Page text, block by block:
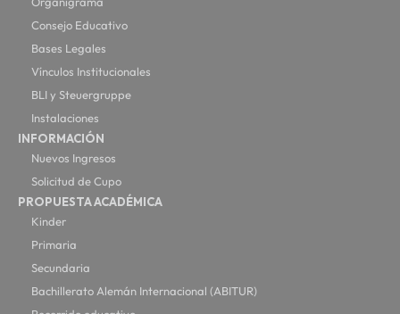
Consejo Educativo
Bases Legales
Vínculos Institucionales
BLI y Steuergruppe
Instalaciones
INFORMACIÓN
Nuevos Ingresos
Solicitud de Cupo
PROPUESTA ACADÉMICA
Kinder
Primaria
Secundaria
Bachillerato Alemán Internacional (ABITUR)